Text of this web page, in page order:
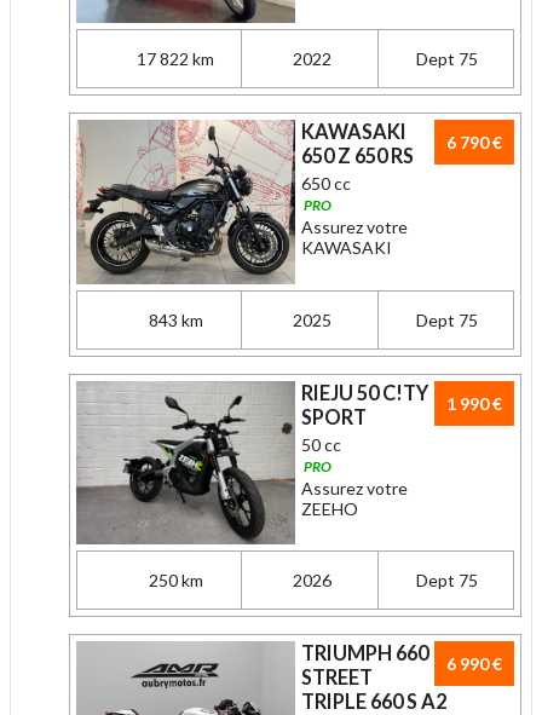
17 822 km 2022 Dept 75
6 790 €
KAWASAKI
650 Z 650 RS
650 cc
PRO
Assurez votre
KAWASAKI
843 km 2025 Dept 75
1 990 €
RIEJU 50 C!TY
SPORT
50 cc
PRO
Assurez votre
ZEEHO
250 km 2026 Dept 75
6 990 €
TRIUMPH 660
STREET
TRIPLE 660 S A2